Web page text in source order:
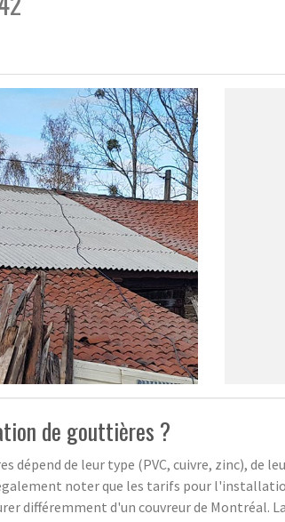
de gouttières ?
de leur type (PVC, cuivre, zinc), de
noter que les tarifs pour
différemment d'un couvreur de Montréal.